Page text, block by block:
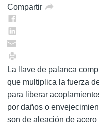
Compartir
La llave de palanca
que multiplica la fuerza
para liberar
por daños o
son de aleación de acero